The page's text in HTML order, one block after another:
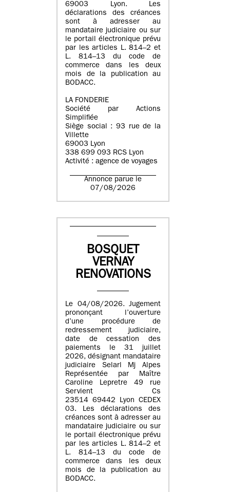
69003 Lyon. Les
déclarations des créances
sont à adresser au
mandataire judiciaire ou sur
le portail électronique prévu
par les articles L. 814–2 et
L. 814–13 du code de
commerce dans les deux
mois de la publication au
BODACC.
LA FONDERIE
Société par Actions
Simplifiée
Siège social : 93 rue de la
Villette
69003 Lyon
338 699 093 RCS Lyon
Activité : agence de voyages
Annonce parue le
07/08/2026
BOSQUET
VERNAY
RENOVATIONS
Le 04/08/2026. Jugement
prononçant l’ouverture
d’une procédure de
redressement judiciaire,
date de cessation des
paiements le 31 juillet
2026, désignant mandataire
judiciaire Selarl Mj Alpes
Représentée par Maître
Caroline Lepretre 49 rue
Servient Cs
23514 69442 Lyon CEDEX
03. Les déclarations des
créances sont à adresser au
mandataire judiciaire ou sur
le portail électronique prévu
par les articles L. 814–2 et
L. 814–13 du code de
commerce dans les deux
mois de la publication au
BODACC.